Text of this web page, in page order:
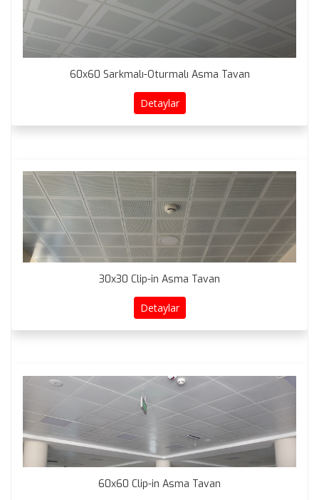
60x60 Sarkmalı-Oturmalı Asma Tavan
Detaylar
30x30 Clip-in Asma Tavan
Detaylar
60x60 Clip-in Asma Tavan